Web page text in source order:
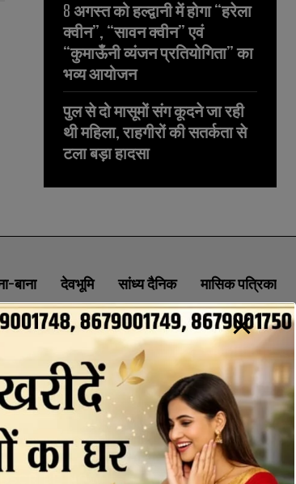
8 अगस्त को हल्द्वानी में होगा “हरेला
क्वीन”, “सावन क्वीन” एवं
“कुमाऊँनी व्यंजन प्रतियोगिता” का
भव्य आयोजन
पुल से दो मासूमों संग कूदने जा रही
थी महिला, राहगीरों की सतर्कता से
टला बड़ा हादसा
बाना देवभूमि सांध्य दैनिक मासिक पत्रिका
CONTACT PRIVACY POLICY NEWSLETTER
INFORMATION